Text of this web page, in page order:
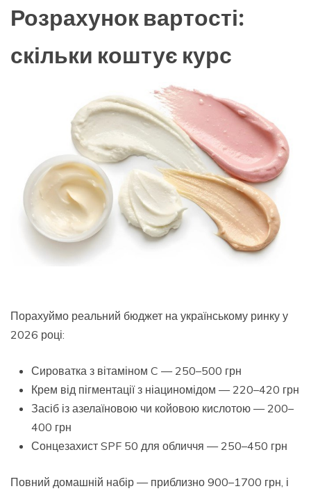
Розрахунок вартості:
скільки коштує курс
Порахуймо реальний бюджет на українському ринку у
2026 році:
Сироватка з вітаміном C — 250–500 грн
Крем від пігментації з ніациномідом — 220–420 грн
Засіб із азелаїновою чи койовою кислотою — 200–
400 грн
Сонцезахист SPF 50 для обличчя — 250–450 грн
Повний домашній набір — приблизно 900–1700 грн, і